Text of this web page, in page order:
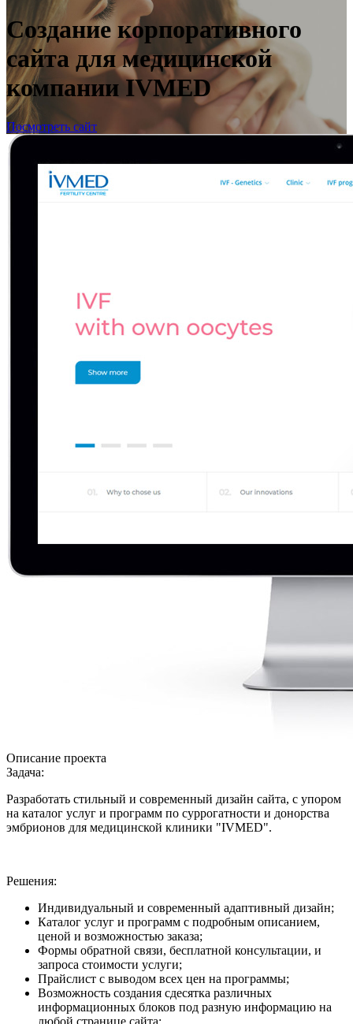
Создание корпоративного
сайта для медицинской
компании IVMED
Посмотреть сайт
Описание проекта
Задача:
Разработать стильный и современный дизайн сайта, с упором
на каталог услуг и программ по суррогатности и донорства
эмбрионов для медицинской клиники "IVMED".
Решения:
Индивидуальный и современный адаптивный дизайн;
Каталог услуг и программ с подробным описанием,
ценой и возможностью заказа;
Формы обратной связи, бесплатной консультации, и
запроса стоимости услуги;
Прайслист с выводом всех цен на программы;
Возможность создания сдесятка различных
информационных блоков под разную информацию на
любой странице сайта;